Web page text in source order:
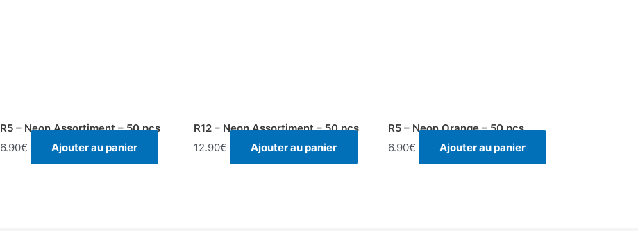
R5 – Neon Assortiment – 50 pcs
6.90€ Ajouter au panier
R12 – Neon Assortiment – 50 pcs
12.90€ Ajouter au panier
R5 – Neon Orange – 50 pcs
6.90€ Ajouter au panier